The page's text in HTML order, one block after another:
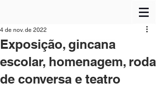
Exposição, gincana
escolar, homenagem, roda
de conversa e teatro
4 de nov. de 2022